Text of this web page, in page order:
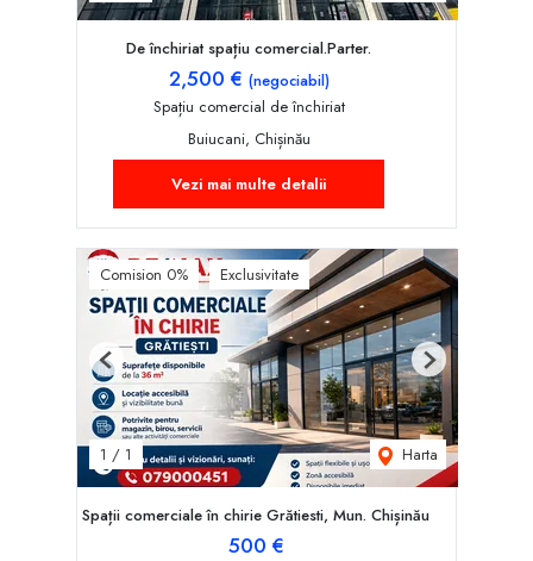
De închiriat spațiu comercial.Parter.
2,500 € (negociabil)
Spațiu comercial de închiriat
Buiucani, Chișinău
Vezi mai multe detalii
Comision 0% Exclusivitate
1 / 1 Harta
Previous Next
Spații comerciale în chirie Grătiesti, Mun. Chișinău
500 €